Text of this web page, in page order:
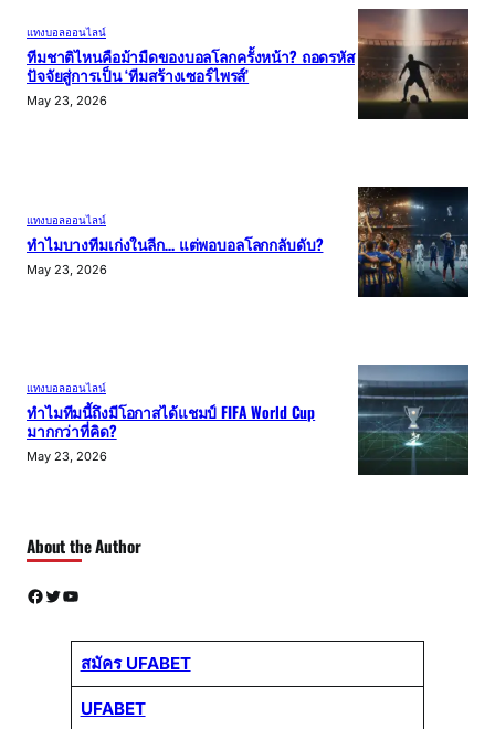
แทงบอลออนไลน์
ทีมชาติไหนคือม้ามืดของบอลโลกครั้งหน้า? ถอดรหัส
ปัจจัยสู่การเป็น ‘ทีมสร้างเซอร์ไพรส์’
May 23, 2026
แทงบอลออนไลน์
ทำไมบางทีมเก่งในลีก… แต่พอบอลโลกกลับดับ?
May 23, 2026
แทงบอลออนไลน์
ทำไมทีมนี้ถึงมีโอกาสได้แชมป์ FIFA World Cup
มากกว่าที่คิด?
May 23, 2026
About the Author
Facebook Twitter YouTube
สมัคร UFABET
UFABET